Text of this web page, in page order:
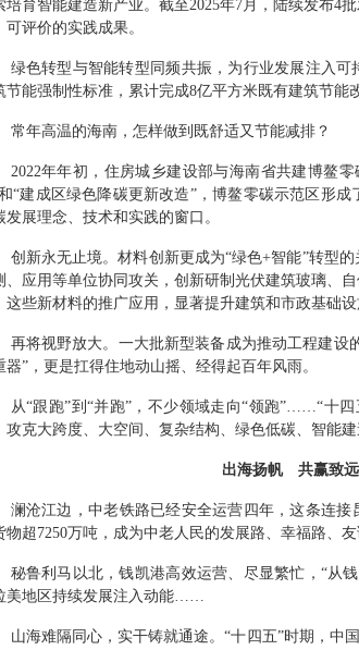
培育智能建造新产业。截至2025年7月，陆续发布4
可评价的实践成果。
绿色转型与智能转型同频共振，为行业发展注入可
节能强制性标准，累计完成8亿平方米既有建筑节能
常年高温的海南，怎样做到既舒适又节能减排？
2022年年初，住房城乡建设部与海南省共建博鳌
“建成区绿色降碳更新改造”，博鳌零碳示范区形成
发展理念、技术和实践的窗口。
创新永无止境。材料创新更成为“绿色+智能”转型的
、应用等单位协同攻关，创新研制光伏建筑玻璃、
这些新材料的推广应用，显著提升建筑和市政基础
再将视野放大。一大批新型装备成为推动工程建设
器”，更是扛得住地动山摇、经得起百年风雨。
从“跟跑”到 “并跑” ，不少领域走向“领跑”……“十四
攻克大跨度、大空间、复杂结构、绿色低碳、智能建
出海扬帆 共赢致远
澜沧江边，中老铁路已经安全运营四年，这条连接
物超 7250万吨，成为中老人民的发展路、幸福路、友
秘鲁利马以北，钱凯港高效运营、尽显繁忙， “从
美地区持续发展注入动能……
山海难隔同心，实干铸就通途。“十四五”时期，中